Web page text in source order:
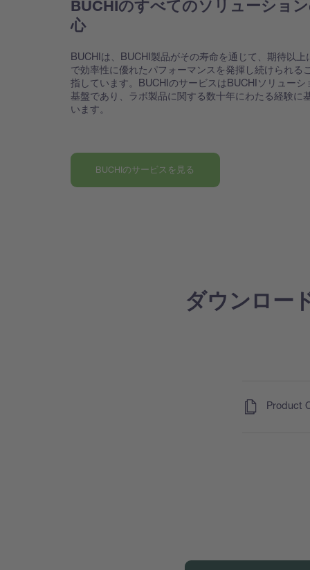
BUCHIのすべてのソリューショ
心
BUCHIは、BUCHI製品がその寿命を通じて、期待以上
で効率性に優れたパフォーマンスを発揮し続けられる
指しています。BUCHIのサービスはBUCHIソリューシ
基盤であり、ラボ製品に関する数十年にわたる経験に
います。
BUCHIのサービスを見る
ダウンロー
Product